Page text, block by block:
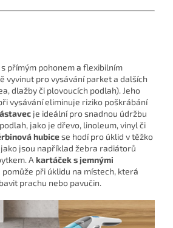
s přímým pohonem a flexibilním
vyvinut pro vysávání parket a dalších
dlažby či plovoucích podlah). Jeho
vysávání eliminuje riziko poškrábání
je ideální pro snadnou údržbu
jako je dřevo, linoleum, vinyl či
hubicese hodí pro úklid v těžko
jsou například žebra radiátorů
Akartáček s jemnými
pomůže při úklidu na místech, která
prachu nebo pavučin.